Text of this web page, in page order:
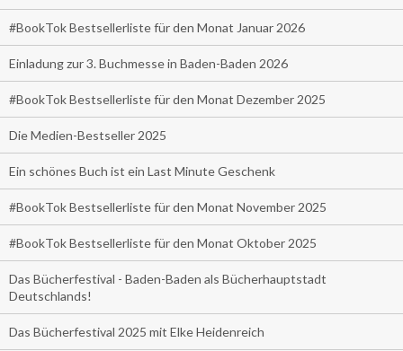
#BookTok Bestsellerliste für den Monat Januar 2026
Einladung zur 3. Buchmesse in Baden-Baden 2026
#BookTok Bestsellerliste für den Monat Dezember 2025
Die Medien-Bestseller 2025
Ein schönes Buch ist ein Last Minute Geschenk
#BookTok Bestsellerliste für den Monat November 2025
#BookTok Bestsellerliste für den Monat Oktober 2025
Das Bücherfestival - Baden-Baden als Bücherhauptstadt
Deutschlands!
Das Bücherfestival 2025 mit Elke Heidenreich